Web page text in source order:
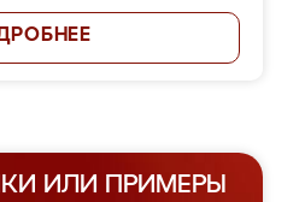
ИЛИ ПРИМЕРЫ